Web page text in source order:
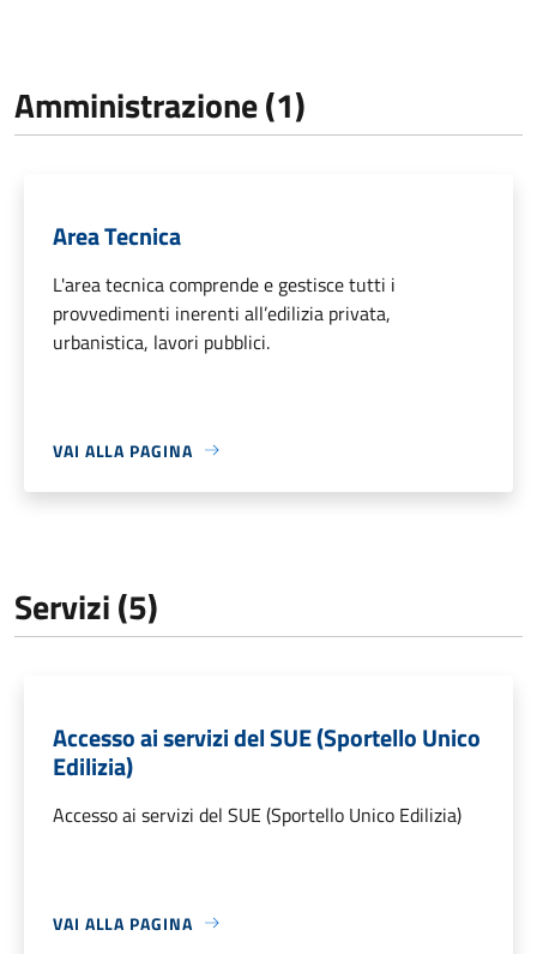
Amministrazione (1)
Area Tecnica
L'area tecnica comprende e gestisce tutti i
provvedimenti inerenti all’edilizia privata,
urbanistica, lavori pubblici.
VAI ALLA PAGINA
Servizi (5)
Accesso ai servizi del SUE (Sportello Unico
Edilizia)
Accesso ai servizi del SUE (Sportello Unico Edilizia)
VAI ALLA PAGINA